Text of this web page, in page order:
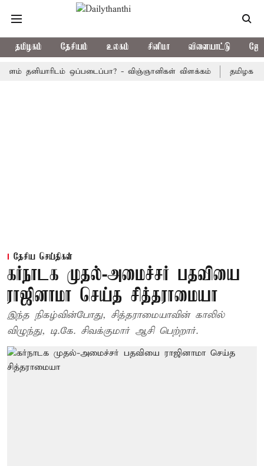
தமிழகம் தேசியம் உலகம் சினிமா விளையாட்டு
ஒப்படைப்பா? - விஞ்ஞானிகள் விளக்கம் தமிழக அரசு
தேசிய செய்திகள்
கர்நாடக முதல்-அமைச்சர் பதவியை
ராஜினாமா செய்த சித்தராமையா
இந்த நிகழ்வின்போது, சித்தராமையாவின் காலில்
விழுந்து, டி.கே. சிவக்குமார் ஆசி பெற்றார்.